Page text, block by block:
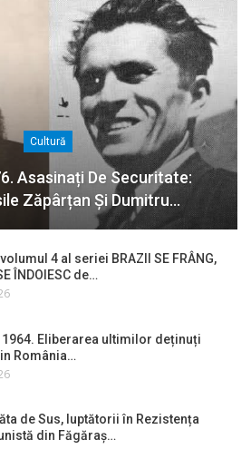
Cultură
Asasinați De Securitate:
Zăpârțan Și Dumitru…
4 al seriei BRAZII SE FRÂNG,
ÎNDOIESC de…
1964. Eliberarea ultimilor deținuți
România…
de Sus, luptătorii în Rezistența
din Făgăraș…